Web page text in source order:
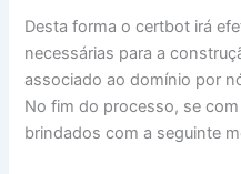
Desta forma o certbot irá
necessárias para a
associado ao domínio por
No fim do processo, se
brindados com a seguinte